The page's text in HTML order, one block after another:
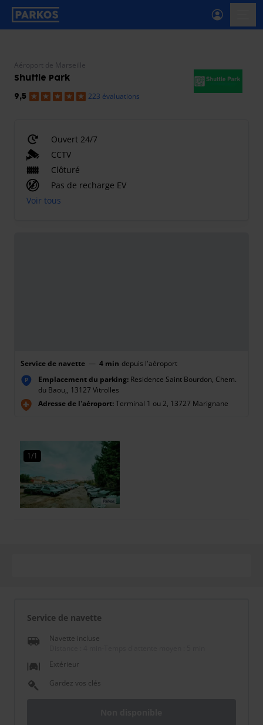
étiquette-de-navigation-principale
Aéroport de Marseille
Shuttle Park
9,5 223 évaluations
Ouvert 24/7
CCTV
Clôturé
Pas de recharge EV
Voir tous
Service de navette — 4 min depuis l'aéroport
P Emplacement du parking: Residence Saint Bourdon, Chem.
du Baou,, 13127 Vitrolles
Adresse de l'aéroport:Terminal 1 ou 2, 13727 Marignane
1/1
Service de navette
Navette incluse
Extérieur
Gardez vos clés